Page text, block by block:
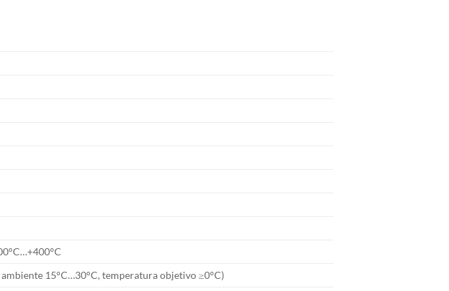
15°C…30°C, temperatura objetivo ≥0°C)